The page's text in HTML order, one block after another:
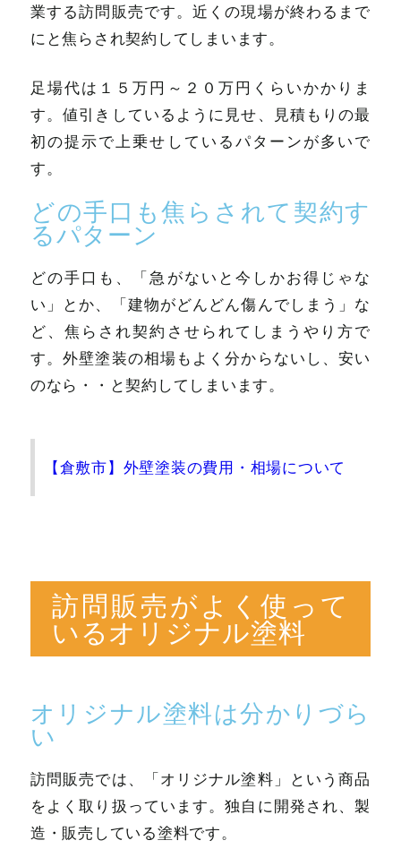
業する訪問販売です。近くの現場が終わるまで
にと焦らされ契約してしまいます。
足場代は１５万円～２０万円くらいかかりま
す。値引きしているように見せ、見積もりの最
初の提示で上乗せしているパターンが多いで
す。
どの手口も焦らされて契約す
るパターン
どの手口も、「急がないと今しかお得じゃな
い」とか、「建物がどんどん傷んでしまう」な
ど、焦らされ契約させられてしまうやり方で
す。外壁塗装の相場もよく分からないし、安い
のなら・・と契約してしまいます。
【倉敷市】外壁塗装の費用・相場について
訪問販売がよく使って
いるオリジナル塗料
オリジナル塗料は分かりづら
い
訪問販売では、「オリジナル塗料」という商品
をよく取り扱っています。独自に開発され、製
造・販売している塗料です。